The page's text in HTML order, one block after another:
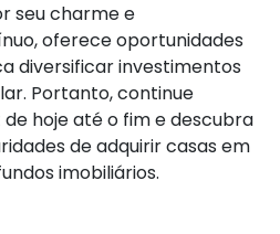
seu charme e
oferece oportunidades
diversificar investimentos
Portanto, continue
hoje até o fim e descubra
de adquirir casas em
imobiliários.